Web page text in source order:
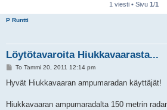
1 viesti • Sivu 1/1
P Runtti
Löytötavaroita Hiukkavaarasta...
V
e
s
i
To Tammi 20, 2011 12:14 pm
Hyvät Hiukkavaaran ampumaradan käyttäjät!
Hiukkavaaran ampumaradalta 150 metrin